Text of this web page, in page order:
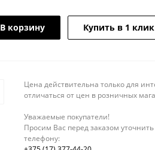
В корзину Купить в 1 клик
Цена действительна только для
отличаться от цен в розничных
Уважаемые покупатели!
Просим Вас перед заказом
телефону: